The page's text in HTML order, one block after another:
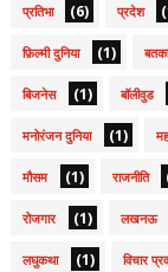
प्रतिभा (6) प्रदेश
फ़िल्मी दुनिया (1)
बिजनेस (1) बॉलीवुड
मनोरंजन दुनिया (1)
मौसम (1) राजनीति
रोजगार (1) लखनऊ
लघुकथा (1) विचार